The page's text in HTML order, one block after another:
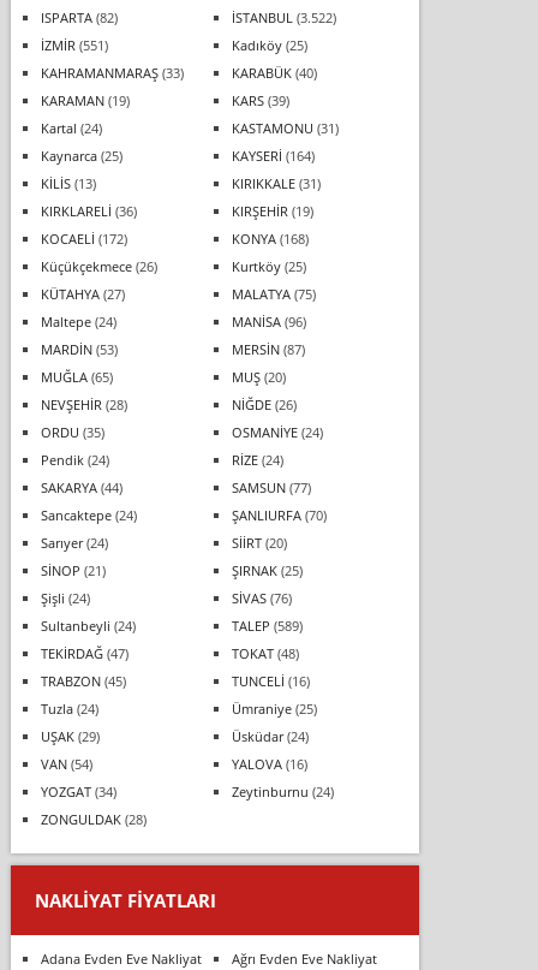
ISPARTA(82) İSTANBUL (3.522)
İZMİR (551) Kadıköy(25)
KAHRAMANMARAŞ(33) KARABÜK(40)
KARAMAN(19) KARS(39)
Kartal (24) KASTAMONU (31)
Kaynarca(25) KAYSERİ (164)
KİLİS(13) KIRIKKALE(31)
KIRKLARELİ (36) KIRŞEHİR (19)
KOCAELİ (172) KONYA(168)
Küçükçekmece(26) Kurtköy(25)
KÜTAHYA(27) MALATYA(75)
Maltepe(24) MANİSA(96)
MARDİN(53) MERSİN(87)
MUĞLA(65) MUŞ(20)
NEVŞEHİR (28) NİĞDE(26)
ORDU (35) OSMANİYE(24)
Pendik(24) RİZE(24)
SAKARYA(44) SAMSUN(77)
Sancaktepe(24) ŞANLIURFA(70)
Sarıyer(24) SİİRT(20)
SİNOP (21) ŞIRNAK(25)
Şişli (24) SİVAS(76)
Sultanbeyli (24) TALEP (589)
TEKİRDAĞ(47) TOKAT(48)
TRABZON(45) TUNCELİ (16)
Tuzla(24) Ümraniye(25)
UŞAK(29) Üsküdar(24)
VAN(54) YALOVA(16)
YOZGAT(34) Zeytinburnu (24)
ZONGULDAK(28)
NAKLIYAT FIYATLARI
Adana Evden Eve Nakliyat
Ağrı Evden Eve Nakliyat